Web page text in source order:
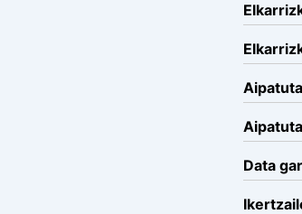
Data